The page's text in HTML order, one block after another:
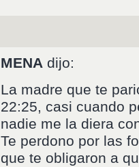
MENA dijo:
La madre que te
22:25, casi cuando
nadie me la diera
Te perdono por las
que te obligaron a